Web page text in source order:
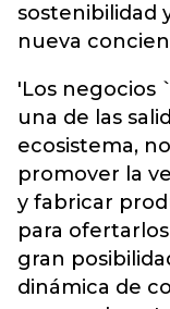
sostenibilidad
nueva
'Los negocios
una de las
ecosistema,
promover la
y fabricar
para
gran
dinámica de